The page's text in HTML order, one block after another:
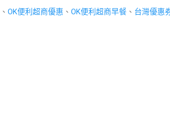
、 OK便利超商優惠 、 OK便利超商早餐 、 台灣優惠